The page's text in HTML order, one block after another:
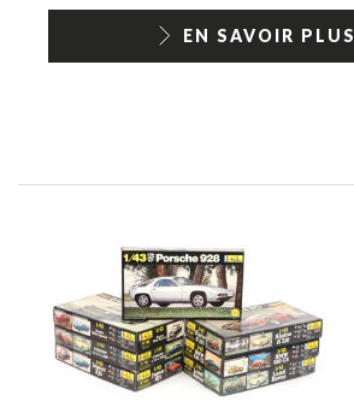
EN SAVOIR PLUS